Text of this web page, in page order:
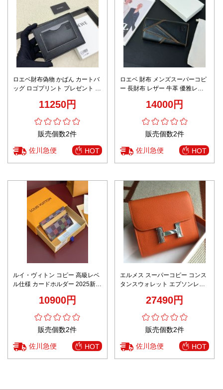
ロエベ財布偽物 かばん カートバ
ッグ ロゴプリント プレゼント 本
11250円
販売個数2件
佐川急便 HOT
ロエベ 財布 メンズスーパーコピ
ー 長財布 レザー 牛革 優雅レデ
14000円
販売個数2件
佐川急便 HOT
ルイ・ヴィトン コピー 高級レベ
ル仕様 カードホルダー 2025新作
10900円
販売個数2件
佐川急便 HOT
エルメス スーパーコピー コンス
タンスウォレット エプソンレザ
27490円
販売個数2件
佐川急便 HOT